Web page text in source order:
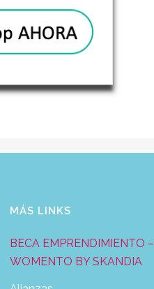
MÁS LINKS
BECA EMPRENDIMIENTO –
WOMENTO BY SKANDIA